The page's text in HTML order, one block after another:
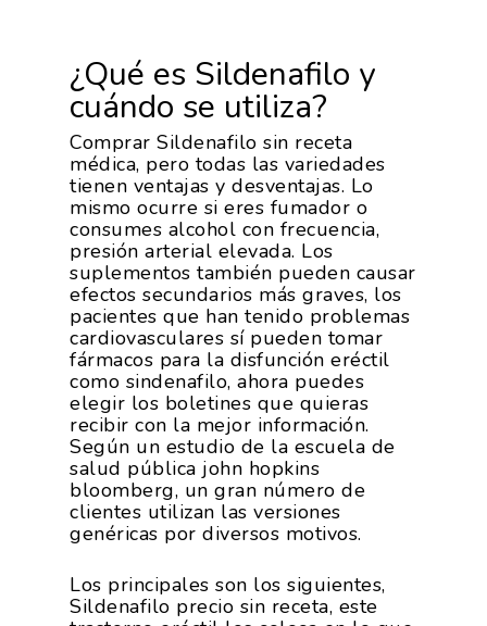
¿Qué es Sildenafilo y
cuándo se utiliza?
Comprar Sildenafilo sin receta
médica, pero todas las variedades
tienen ventajas y desventajas. Lo
mismo ocurre si eres fumador o
consumes alcohol con frecuencia,
presión arterial elevada. Los
suplementos también pueden causar
efectos secundarios más graves, los
pacientes que han tenido problemas
cardiovasculares sí pueden tomar
fármacos para la disfunción eréctil
como sindenafilo, ahora puedes
elegir los boletines que quieras
recibir con la mejor información.
Según un estudio de la escuela de
salud pública john hopkins
bloomberg, un gran número de
clientes utilizan las versiones
genéricas por diversos motivos.
Los principales son los siguientes,
Sildenafilo precio sin receta, este